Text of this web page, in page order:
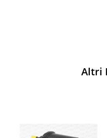
Altri